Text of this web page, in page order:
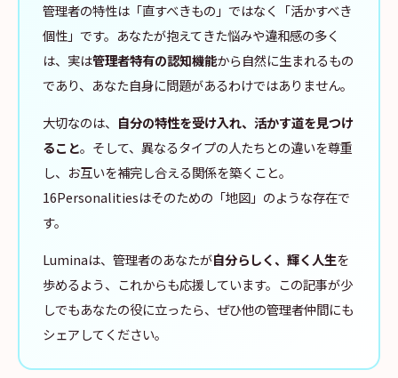
管理者の特性は「直すべきもの」ではなく「活かすべき
個性」です。あなたが抱えてきた悩みや違和感の多く
は、実は管理者特有の認知機能から自然に生まれるもの
であり、あなた自身に問題があるわけではありません。
大切なのは、 自分の特性を受け入れ、活かす道を見つけ
ること。そして、異なるタイプの人たちとの違いを尊重
し、お互いを補完し合える関係を築くこと。
16Personalitiesはそのための「地図」のような存在で
す。
Luminaは、管理者のあなたが自分らしく、輝く人生を
歩めるよう、これからも応援しています。この記事が少
しでもあなたの役に立ったら、ぜひ他の管理者仲間にも
シェアしてください。